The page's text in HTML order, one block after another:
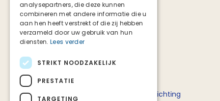
Deze website is tot stand gekomen in
samenwerking met het ministerie van
Volksgezondheid, Welzijn en Sport en Stichting
analysepartners, die deze kunnen
combineren met andere informatie die u
aan hen heeft verstrekt of die zij hebben
verzameld door uw gebruik van hun
diensten. Lees verder
STRIKT NOODZAKELIJK
PRESTATIE
TARGETING